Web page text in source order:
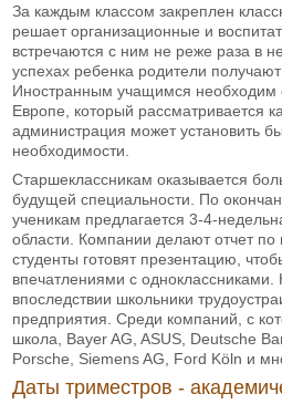
За каждым классом закреплен
решает организационные и
встречаются с ним не реже раза в
успехах ребенка родители
Иностранным учащимся
Европе, который рассматривается
администрация может установить
необходимости.
Старшеклассникам оказывается
будущей специальности. По
ученикам предлагается 3-4-
области. Компании делают отчет по
студенты готовят презентацию,
впечатлениями с одноклассниками.
впоследствии школьники
предприятия. Среди компаний, с
школа, Bayer AG, ASUS, Deutsche
Porsche, Siemens AG, Ford Köln и
Даты триместров -